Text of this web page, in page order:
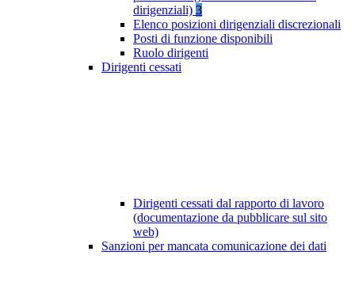
dirigenziali) 3
Elenco posizioni dirigenziali discrezionali
Posti di funzione disponibili
Ruolo dirigenti
Dirigenti cessati
Dirigenti cessati dal rapporto di lavoro
(documentazione da pubblicare sul sito
web)
Sanzioni per mancata comunicazione dei dati